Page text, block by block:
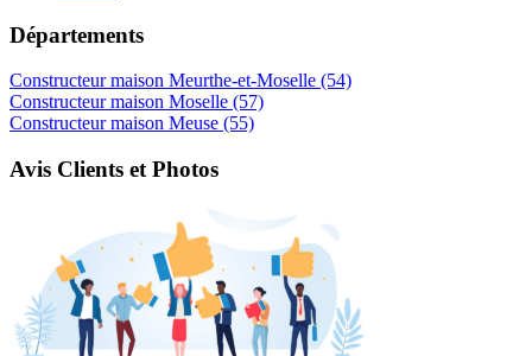
Départements
Constructeur maison Meurthe-et-Moselle (54)
Constructeur maison Moselle (57)
Constructeur maison Meuse (55)
Avis Clients et Photos